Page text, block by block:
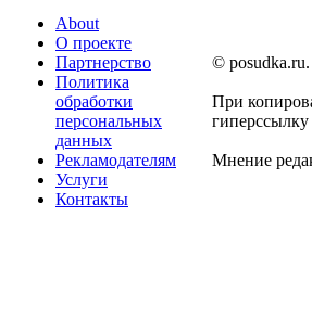
About
О проекте
Партнерство
Политика
обработки
персональных
данных
Рекламодателям
Услуги
Контакты
©
При
гиперссылку
Мнение